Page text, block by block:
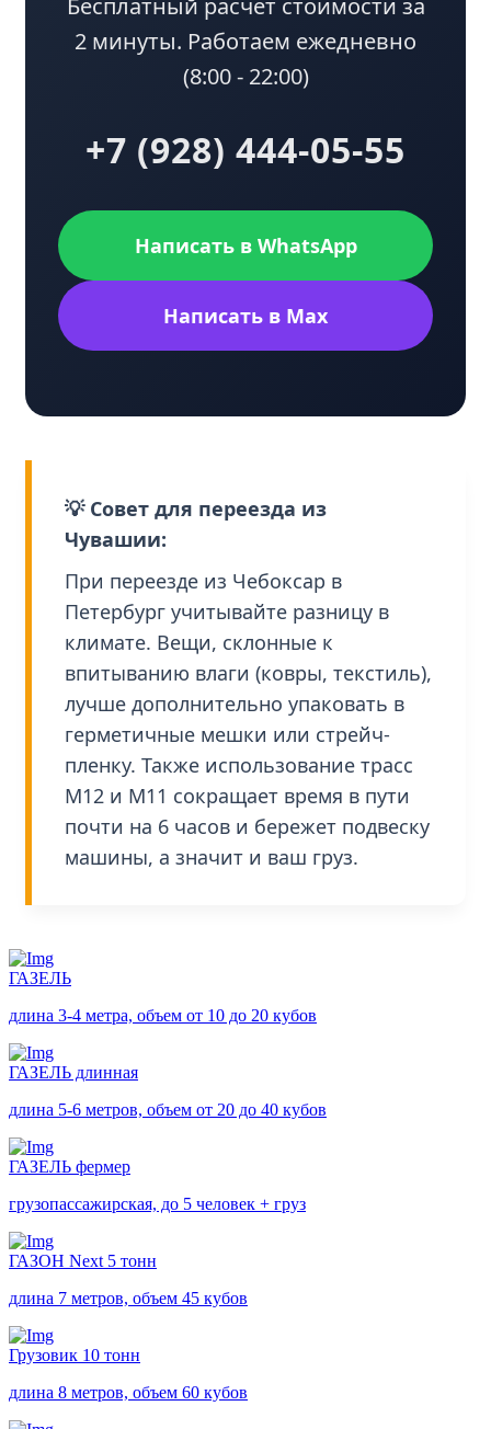
2 минуты. Работаем ежедневно
(8:00 - 22:00)
+7 (928) 444-05-55
Написать в WhatsApp
Написать в Max
💡 Совет для переезда из
Чувашии:
При переезде из Чебоксар в
Петербург учитывайте разницу в
климате. Вещи, склонные к
впитыванию влаги (ковры, текстиль),
лучше дополнительно упаковать в
герметичные мешки или стрейч-
пленку. Также использование трасс
М12 и М11 сокращает время в пути
почти на 6 часов и бережет подвеску
машины, а значит и ваш груз.
ГАЗЕЛЬ
длина 3-4 метра, объем от 10 до 20 кубов
ГАЗЕЛЬ длинная
длина 5-6 метров, объем от 20 до 40 кубов
ГАЗЕЛЬ фермер
грузопассажирская, до 5 человек + груз
ГАЗОН Next 5 тонн
длина 7 метров, объем 45 кубов
Грузовик 10 тонн
длина 8 метров, объем 60 кубов